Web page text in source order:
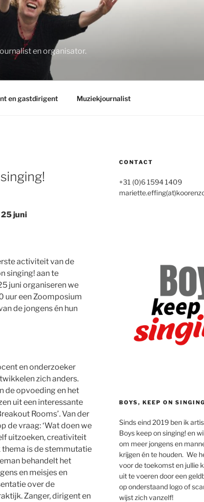
en organisator.
en gastdirigent Muziekjournalist
25 juni
activiteit van de
singing! aan te
juni organiseren we
uur een Zoomposium
de jongens én hun
en onderzoeker
zich anders.
de opvoeding en het
uit een interessante
Rooms’. Van der
de vraag: ‘Wat doen we
uitzoeken, creativiteit
thema is de stemmutatie
behandelt het
en meisjes en
over de
Zanger, dirigent en
CONTACT
+31 (0)6 1594 1409
BOYS, KEEP ON
Sinds eind 2019 ben ik
Boys keep on singing! en
om meer jongens en
krijgen én te houden. We
voor de toekomst en jullie
uit te voeren door een
op onderstaand logo of
wijst zich vanzelf!